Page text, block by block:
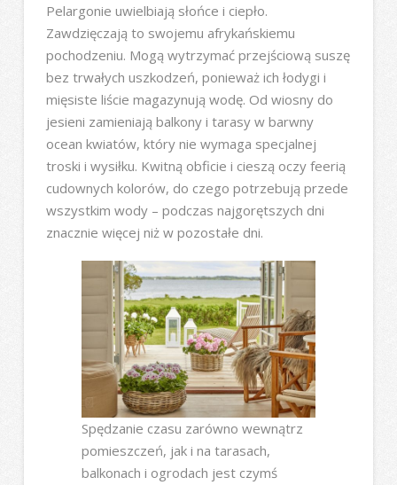
Pelargonie uwielbiają słońce i ciepło.
Zawdzięczają to swojemu afrykańskiemu
pochodzeniu. Mogą wytrzymać przejściową suszę
bez trwałych uszkodzeń, ponieważ ich łodygi i
mięsiste liście magazynują wodę. Od wiosny do
jesieni zamieniają balkony i tarasy w barwny
ocean kwiatów, który nie wymaga specjalnej
troski i wysiłku. Kwitną obficie i cieszą oczy feerią
cudownych kolorów, do czego potrzebują przede
wszystkim wody – podczas najgorętszych dni
znacznie więcej niż w pozostałe dni.
Spędzanie czasu zarówno wewnątrz
pomieszczeń, jak i na tarasach,
balkonach i ogrodach jest czymś